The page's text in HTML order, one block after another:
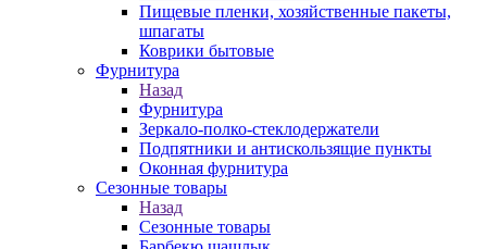
Пищевые пленки, хозяйственные пакеты,
шпагаты
Коврики бытовые
Фурнитура
Назад
Фурнитура
Зеркало-полко-стеклодержатели
Подпятники и антискользящие пункты
Оконная фурнитура
Сезонные товары
Назад
Сезонные товары